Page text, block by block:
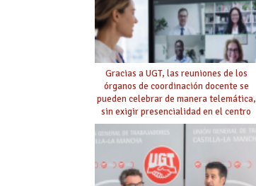
Gracias a UGT, las reuniones de los
órganos de coordinación docente se
pueden celebrar de manera telemática,
sin exigir presencialidad en el centro